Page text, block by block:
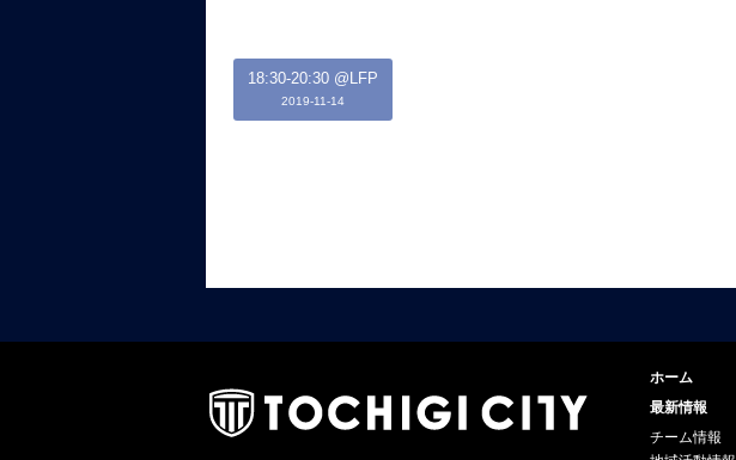
18:30-20:30 @LFP
2019-11-14
ホーム
最新情報
チーム情報